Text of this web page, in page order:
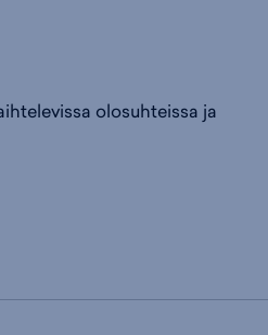
olosuhteissa ja